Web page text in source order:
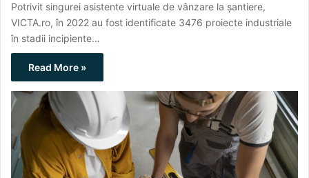
Potrivit singurei asistente virtuale de vânzare la șantiere,
VICTA.ro, în 2022 au fost identificate 3476 proiecte industriale
în stadii incipiente…
Read More »